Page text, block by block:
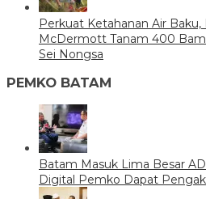
Perkuat Ketahanan Air
McDermott Tanam 400
Sei Nongsa
PEMKO BATAM
Batam Masuk Lima Besar
Digital Pemko Dapat